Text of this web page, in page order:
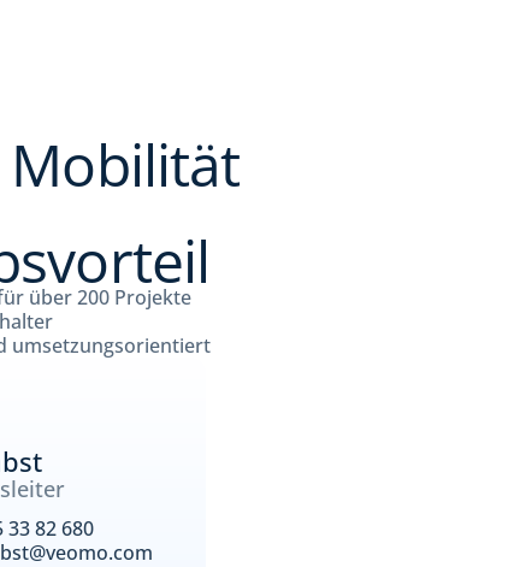
Mobilität
über 200 Projekte
umsetzungsorientiert
33 82 680